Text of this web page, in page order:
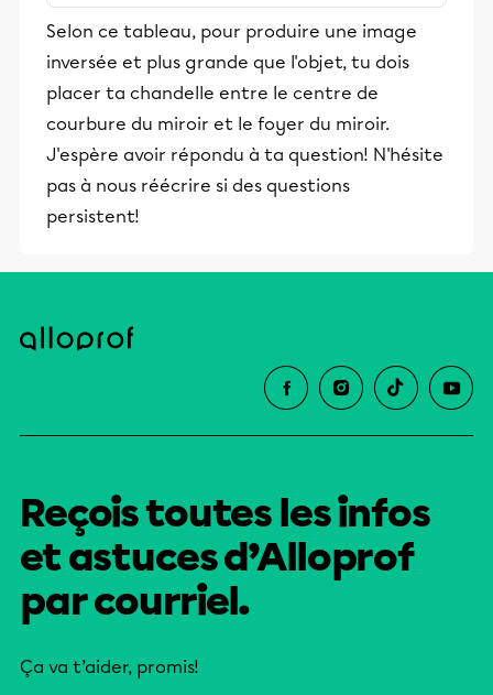
stimulants, Alloprof engage les élèves
et leurs parents dans la réussite
éducative.
Selon ce tableau, pour produire une image
inversée et plus grande que l'objet, tu dois
placer ta chandelle entre le centre de
courbure du miroir et le foyer du miroir.
J'espère avoir répondu à ta question! N'hésite
pas à nous réécrire si des questions
persistent!
Reçois toutes les infos
et astuces d’Alloprof
par courriel.
Ça va t’aider, promis!